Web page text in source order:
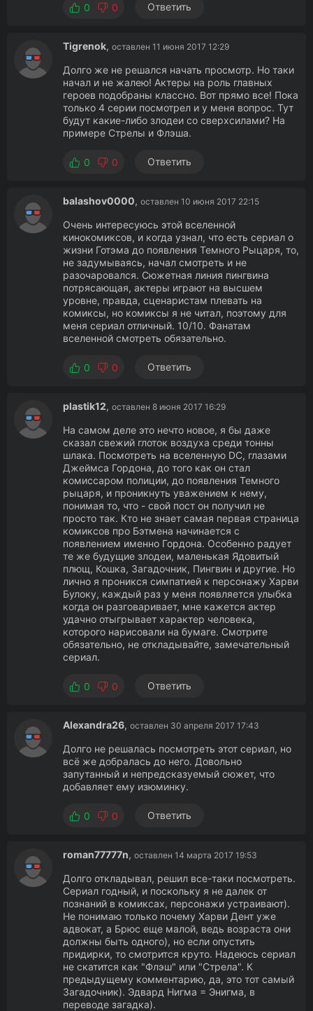
0 0 Ответить
Tigrenok, оставлен 11 июня 2017 12:29
Долго же не решался начать просмотр. Но таки
начал и не жалею! Актеры на роль главных
героев подобраны классно. Вот прямо все! Пока
только 4 серии посмотрел и у меня вопрос. Тут
будут какие-либо злодеи со сверхсилами? На
примере Стрелы и Флэша.
0 0 Ответить
balashov0000, оставлен 10 июня 2017 22:15
Очень интересуюсь этой вселенной
кинокомиксов, и когда узнал, что есть сериал о
жизни Готэма до появления Темного Рыцаря, то,
не задумываясь, начал смотреть и не
разочаровался. Сюжетная линия пингвина
потрясающая, актеры играют на высшем
уровне, правда, сценаристам плевать на
комиксы, но комиксы я не читал, поэтому для
меня сериал отличный. 10/10. Фанатам
вселенной смотреть обязательно.
0 0 Ответить
plastik12, оставлен 8 июня 2017 16:29
На самом деле это нечто новое, я бы даже
сказал свежий глоток воздуха среди тонны
шлака. Посмотреть на вселенную DC, глазами
Джеймса Гордона, до того как он стал
комиссаром полиции, до появления Темного
рыцаря, и проникнуть уважением к нему,
понимая то, что - свой пост он получил не
просто так. Кто не знает самая первая страница
комиксов про Бэтмена начинается с
появлением именно Гордона. Особенно радует
те же будущие злодеи, маленькая Ядовитый
плющ, Кошка, Загадочник, Пингвин и другие. Но
лично я проникся симпатией к персонажу Харви
Булоку, каждый раз у меня появляется улыбка
когда он разговаривает, мне кажется актер
удачно отыгрывает характер человека,
которого нарисовали на бумаге. Смотрите
обязательно, не откладывайте, замечательный
сериал.
0 0 Ответить
Alexandra26, оставлен 30 апреля 2017 17:43
Долго не решалась посмотреть этот сериал, но
всё же добралась до него. Довольно
запутанный и непредсказуемый сюжет, что
добавляет ему изюминку.
0 0 Ответить
roman77777n, оставлен 14 марта 2017 19:53
Долго откладывал, решил все-таки посмотреть.
Сериал годный, и поскольку я не далек от
познаний в комиксах, персонажи устраивают).
Не понимаю только почему Харви Дент уже
адвокат, а Брюс еще малой, ведь возраста они
должны быть одного), но если опустить
придирки, то смотрится круто. Надеюсь сериал
не скатится как "Флэш" или "Стрела". К
предыдущему комментарию, да, это тот самый
Загадочник). Эдвард Нигма = Энигма, в
переводе загадка).